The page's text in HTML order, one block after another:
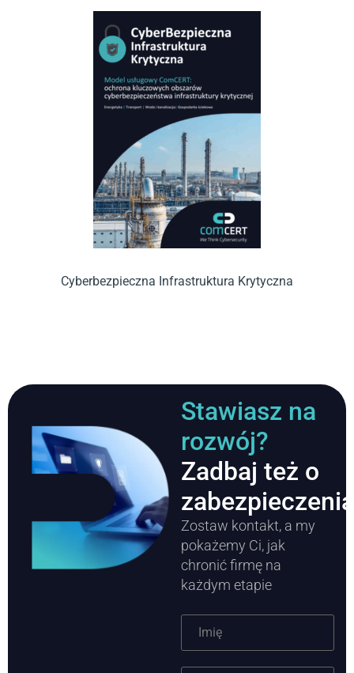
Cyberbezpieczna Infrastruktura Krytyczna
Stawiasz na
rozwój?
Zadbaj też o
Zostaw kontakt, a my
pokażemy Ci, jak
chronić firmę na
każdym etapie